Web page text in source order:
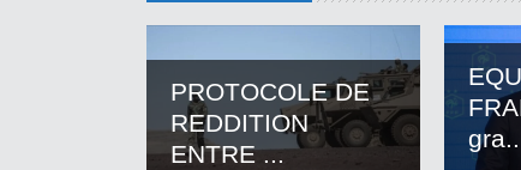
PROTOCOLE DE
REDDITION
ENTRE ...